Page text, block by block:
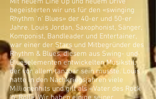
begeisterten wir uns für den «swinging
Rhythm 'n' Blues» der 40-er und 50-er
Jahre. Louis Jordan, Saxophonist, Sänger,
Komponist, Bandleader und Entertainer,
war einer der Stars und Mitbegründer des
Rhythm & Blues, diesem aus Swing- und
Blueselementen entwickelten Musikstil,
der vor allem tanzbar sein musste. Louis
hatte in den Nachkriegsjahren viele
Millionenhits und gilt als «Vater des Rock